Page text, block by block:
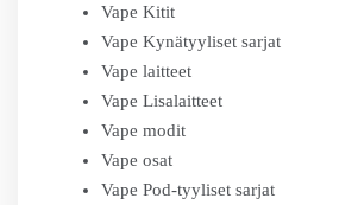
Vape Kitit
Vape Kynätyyliset sarjat
Vape laitteet
Vape Lisalaitteet
Vape modit
Vape osat
Vape Pod-tyyliset sarjat